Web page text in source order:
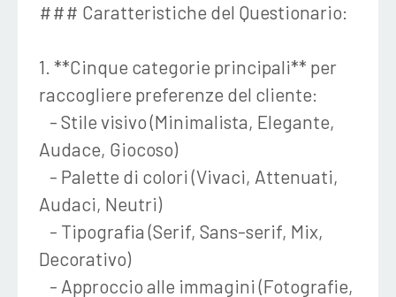
### Caratteristiche del Questionario:
1. **Cinque categorie principali** per
raccogliere preferenze del cliente:
- Stile visivo (Minimalista, Elegante,
Audace, Giocoso)
- Palette di colori (Vivaci, Attenuati,
Audaci, Neutri)
- Tipografia (Serif, Sans-serif, Mix,
Decorativo)
- Approccio alle immagini (Fotografie,